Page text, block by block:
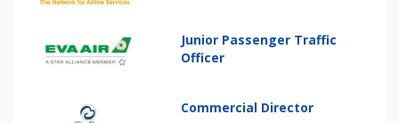
Junior Passenger Traffic
Officer
Commercial Director